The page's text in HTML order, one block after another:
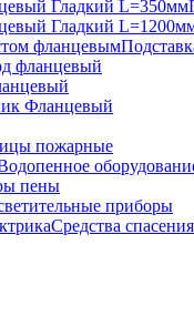
фланцевый
Фланцевый
пожарные
пены
приборы
Средства